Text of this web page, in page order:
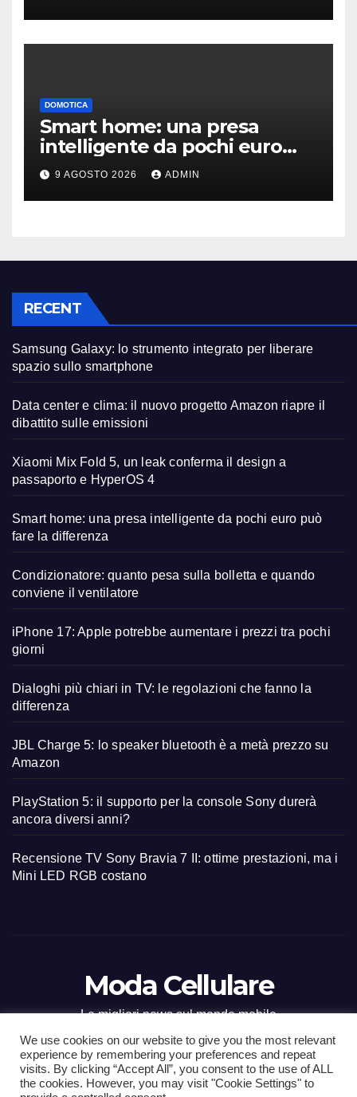
DOMOTICA
Smart home: una presa
intelligente da pochi euro
può fare la differenza
9 AGOSTO 2026 ADMIN
RECENT
Samsung Galaxy: lo strumento integrato per liberare
spazio sullo smartphone
Data center e clima: il nuovo progetto Amazon riapre il
dibattito sulle emissioni
Xiaomi Mix Fold 5, un leak conferma il design a
passaporto e HyperOS 4
Smart home: una presa intelligente da pochi euro può
fare la differenza
Condizionatore: quanto pesa sulla bolletta e quando
conviene il ventilatore
iPhone 17: Apple potrebbe aumentare i prezzi tra pochi
giorni
Dialoghi più chiari in TV: le regolazioni che fanno la
differenza
JBL Charge 5: lo speaker bluetooth è a metà prezzo su
Amazon
PlayStation 5: il supporto per la console Sony durerà
ancora diversi anni?
Recensione TV Sony Bravia 7 II: ottime prestazioni, ma i
Mini LED RGB costano
Moda Cellulare
Le migliori news sul mondo mobile
Proudly powered by WordPress| Tema: Newsup diThemeansar
We use cookies on our website to give you the most relevant
experience by remembering your preferences and repeat
visits. By clicking “Accept All”, you consent to the use of ALL
the cookies. However, you may visit "Cookie Settings" to